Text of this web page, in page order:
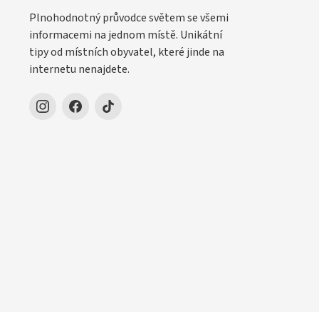
Plnohodnotný průvodce světem se všemi
informacemi na jednom místě. Unikátní
tipy od místních obyvatel, které jinde na
internetu nenajdete.